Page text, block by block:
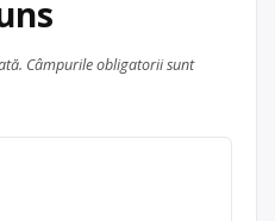
Câmpurile obligatorii sunt